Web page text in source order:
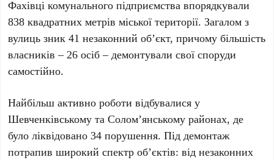
Фахівці комунального підприємства впорядкували
838 квадратних метрів міської території. Загалом з
вулиць зник41 незаконний об’єкт, причому більшість
власників –26 осіб– демонтували свої споруди
самостійно.
Найбільш активно роботи відбувалися у
Шевченківському таСолом’янському районах, де
було ліквідовано34 порушення. Під демонтаж
потрапив широкий спектр об’єктів: від незаконних